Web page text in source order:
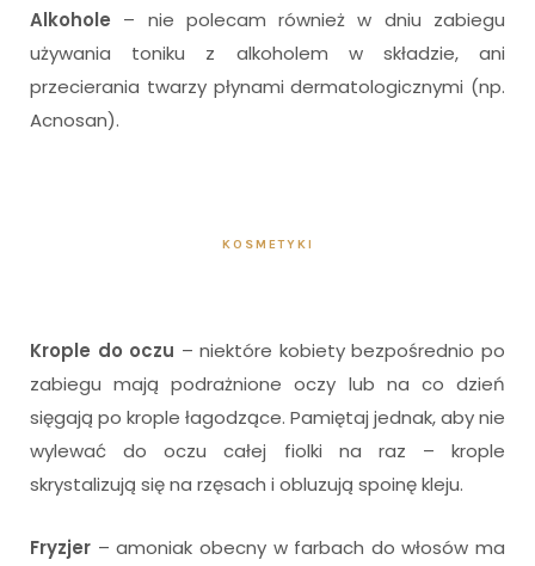
Alkohole – nie polecam również w dniu zabiegu
używania toniku z alkoholem w składzie, ani
przecierania twarzy płynami dermatologicznymi (np.
Acnosan).
KOSMETYKI
Krople do oczu – niektóre kobiety bezpośrednio po
zabiegu mają podrażnione oczy lub na co dzień
sięgają po krople łagodzące. Pamiętaj jednak, aby nie
wylewać do oczu całej fiolki na raz – krople
skrystalizują się na rzęsach i obluzują spoinę kleju.
Fryzjer – amoniak obecny w farbach do włosów ma